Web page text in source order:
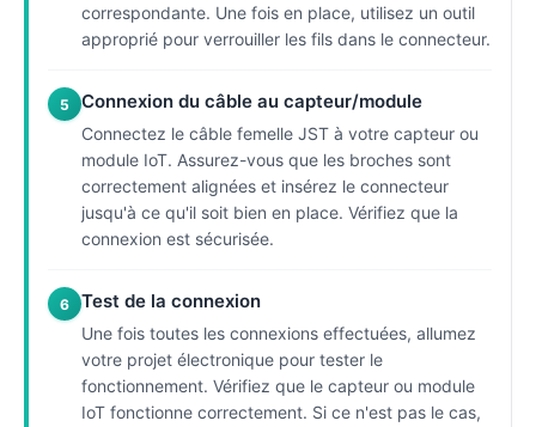
correspondante. Une fois en place, utilisez un outil
approprié pour verrouiller les fils dans le connecteur.
5 Connexion du câble au capteur/module
Connectez le câble femelle JST à votre capteur ou
module IoT. Assurez-vous que les broches sont
correctement alignées et insérez le connecteur
jusqu'à ce qu'il soit bien en place. Vérifiez que la
connexion est sécurisée.
6 Test de la connexion
Une fois toutes les connexions effectuées, allumez
votre projet électronique pour tester le
fonctionnement. Vérifiez que le capteur ou module
IoT fonctionne correctement. Si ce n'est pas le cas,